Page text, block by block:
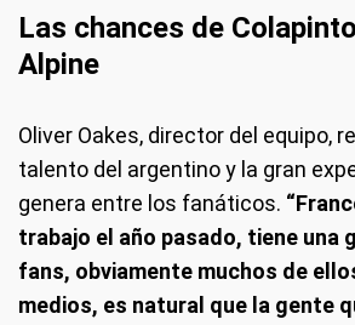
Las chances de
Alpine
Oliver Oakes, director del equipo,
talento del argentino y la gran
genera entre los fanáticos.
trabajo el año pasado, tiene una
fans, obviamente muchos de
medios, es natural que la gente